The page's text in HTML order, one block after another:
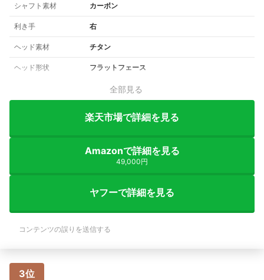
シャフト素材 カーボン
利き手 右
ヘッド素材 チタン
ヘッド形状 フラットフェース
全部見る
楽天市場で詳細を見る
Amazonで詳細を見る
49,000円
ヤフーで詳細を見る
コンテンツの誤りを送信する
3位